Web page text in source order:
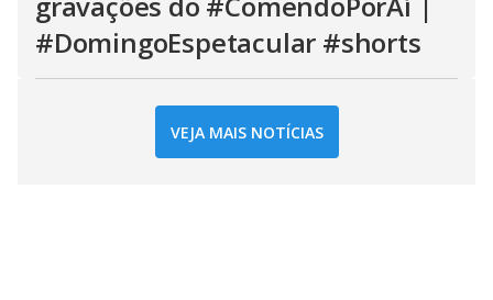
#DomingoEspetacular #shorts
VEJA MAIS NOTÍCIAS